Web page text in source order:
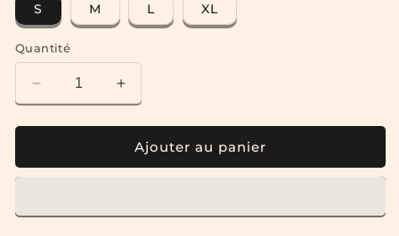
S M L XL
Quantité
Réduire
la
quantité
PULL
SAUMON
Augmenter
la
quantité
de
PULL
SAUMON
Ajouter au panier